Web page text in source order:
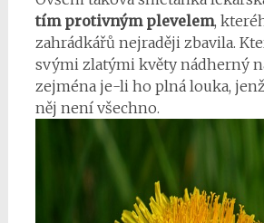
tím protivným plevelem,
zahrádkářů nejraději zbavila.
svými zlatými květy nádherný
zejména je-li ho plná louka,
něj není všechno.